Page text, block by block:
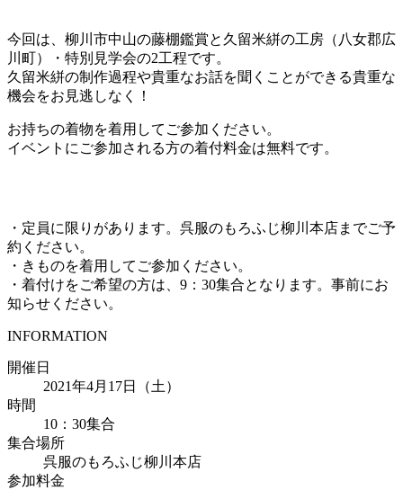
今回は、柳川市中山の藤棚鑑賞と久留米絣の工房（八女郡広
川町）・特別見学会の2工程です。
久留米絣の制作過程や貴重なお話を聞くことができる貴重な
機会をお見逃しなく！
お持ちの着物を着用してご参加ください。
イベントにご参加される方の着付料金は無料です。
・定員に限りがあります。呉服のもろふじ柳川本店までご予
約ください。
・きものを着用してご参加ください。
・着付けをご希望の方は、9：30集合となります。事前にお
知らせください。
INFORMATION
開催日
2021年4月17日（土）
時間
10：30集合
集合場所
呉服のもろふじ柳川本店
参加料金